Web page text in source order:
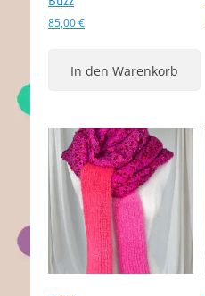
85,00€
In den Warenkorb